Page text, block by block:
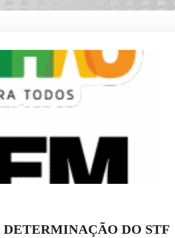
DETERMINAÇÃO DO STF